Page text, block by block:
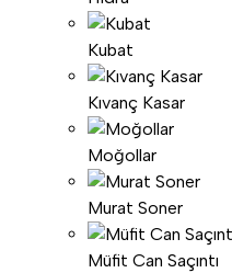
Kubat
Kıvanç Kasar
Moğollar
Murat Soner
Müfit Can Saçıntı